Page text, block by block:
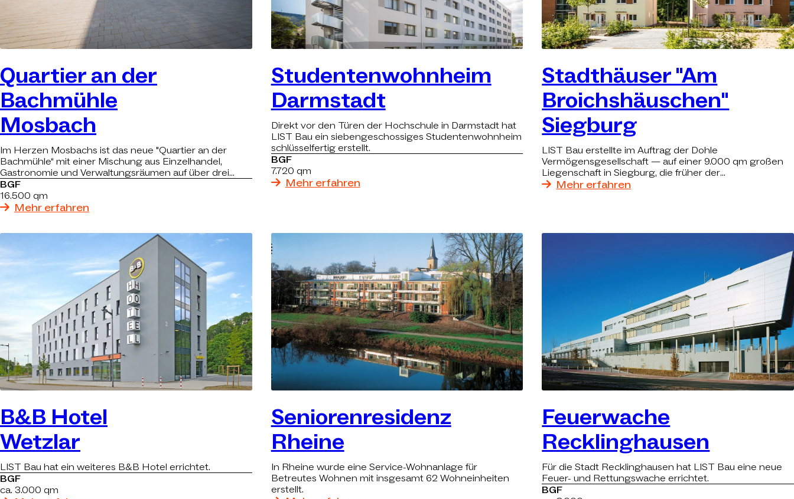
Quartier an der
Bachmühle
Mosbach
Im Herzen Mosbachs ist das neue "Quartier an der
Bachmühle“ mit einer Mischung aus Einzelhandel,
Gastronomie und Verwaltungsräumen auf über drei
Etagen entstanden.
BGF
16.500 qm
Mehr erfahren
Studentenwohnheim
Darmstadt
Direkt vor den Türen der Hochschule in Darmstadt hat
LIST Bau ein siebengeschossiges Studentenwohnheim
schlüsselfertig erstellt.
BGF
7.720 qm
Mehr erfahren
Stadthäuser "Am
Broichshäuschen"
Siegburg
LIST Bau erstellte im Auftrag der Dohle
Vermögensgesellschaft — auf einer 9.000 qm großen
Liegenschaft in Siegburg, die früher der
Kreishandwerkerschaft gehörte — repräsentative
Mehr erfahren
B&B Hotel
Wetzlar
LIST Bau hat ein weiteres B&B Hotel errichtet.
BGF
ca. 3.000 qm
Seniorenresidenz
Rheine
In Rheine wurde eine Service-Wohnanlage für
Betreutes Wohnen mit insgesamt 62 Wohneinheiten
erstellt.
Feuerwache
Recklinghausen
Für die Stadt Recklinghausen hat LIST Bau eine neue
Feuer- und Rettungswache errichtet.
BGF